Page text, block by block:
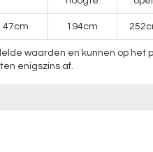
47cm 194cm
waarden en kunnen op het
enigszins af.